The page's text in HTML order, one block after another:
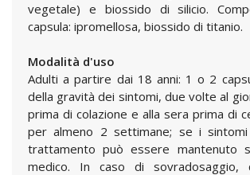
vegetale) e biossido di silicio.
capsula: ipromellosa, biossido di titanio.
Modalità d'uso
Adulti a partire dai 18 anni: 1 o 2
della gravità dei sintomi, due volte al
prima di colazione e alla sera prima di
per almeno 2 settimane; se i
trattamento può essere mantenuto
medico. In caso di sovradosaggio,